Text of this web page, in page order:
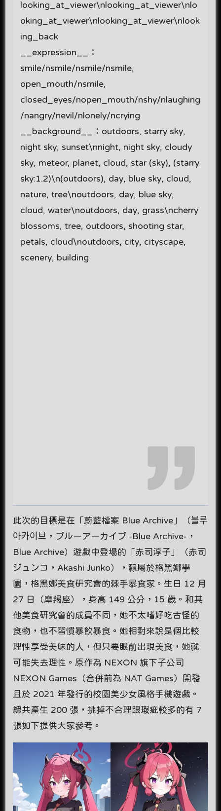
looking_at_viewer\nlooking_at_viewer\nlo
oking_at_viewer\nlooking_at_viewer\nlook
ing_back
__expression__：
smile/nsmile/nsmile/nsmile,
open_mouth/nsmile,
closed_eyes/nopen_mouth/nshy/nlaughing
/nangry/nevil/nlonely/ncrying
__background__：outdoors, starry sky,
night sky, sunset\nnight, night sky, cloudy
sky, meteor, planet, cloud, star (sky), (starry
sky:1.2)\n(outdoors), day, blue sky, cloud,
nature, tree\noutdoors, day, blue sky,
cloud, water\noutdoors, day, grass\ncherry
blossoms, tree, outdoors, shooting star,
petals, cloud\noutdoors, city, cityscape,
scenery, building
此次的目標是在「蔚藍檔案 Blue Archive」（블루
아카이브，ブルーアーカイブ -Blue Archive-，
Blue Archive）遊戲中登場的「赤司淳子」（赤司
ジュンコ，Akashi Junko），隸屬於格黑娜學
園，格黑娜美食研究會的棘手暴食家。生日 12 月
27 日（摩羯座），身高 149 公分，15 歲。和其
他美食研究會的成員不同，她不太嗜好吃古怪的
食物，也不習慣暴飲暴食。她相對來說是個比較
理性享受美味的人，但只要眼前出現美食，她就
可能失去理性。原作為 NEXON 旗下子公司
NEXON Games（合併前為 NAT Games）開發
且於 2021 年發行的校園美少女風格手機遊戲。
總共產生 200 張，挑掉不合理跟瑕疵較多的有 7
張如下提供大家參考。